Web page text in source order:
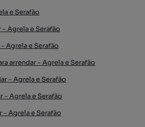
e Serafão
- Agrela e Serafão
Agrela e Serafão
arrendar - Agrela e Serafão
- Agrela e Serafão
- Agrela e Serafão
- Agrela e Serafão